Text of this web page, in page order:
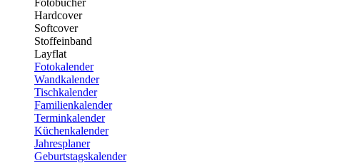
Fotobücher
Hardcover
Softcover
Stoffeinband
Layflat
Fotokalender
Wandkalender
Tischkalender
Familienkalender
Terminkalender
Küchenkalender
Jahresplaner
Geburtstagskalender